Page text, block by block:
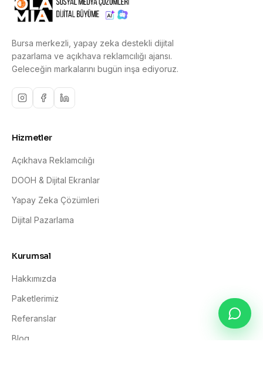
Bursa merkezli, yapay zeka destekli dijital
pazarlama ve açıkhava reklamcılığı ajansı.
Geleceğin markalarını bugün inşa ediyoruz.
Hizmetler
Açıkhava Reklamcılığı
DOOH & Dijital Ekranlar
Yapay Zeka Çözümleri
Dijital Pazarlama
Kurumsal
Hakkımızda
Paketlerimiz
Referanslar
Blog